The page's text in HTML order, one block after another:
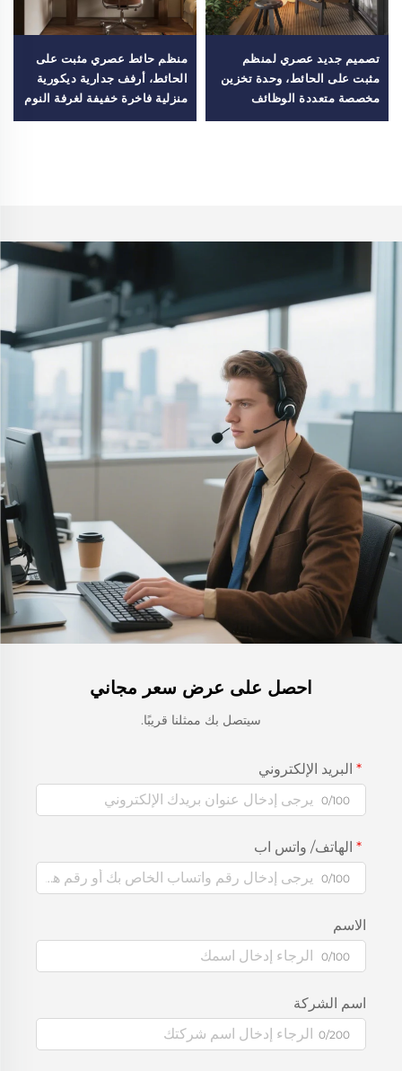
تصميم جديد عصري لمنظم
مثبت على الحائط، وحدة تخزين
مخصصة متعددة الوظائف
منظم حائط عصري مثبت على
الحائط، أرفف جدارية ديكورية
منزلية فاخرة خفيفة لغرفة النوم
احصل على عرض سعر مجاني
سيتصل بك ممثلنا قريبًا.
البريد الإلكتروني
0/100
الهاتف/ واتس اب
0/100
الاسم
0/100
اسم الشركة
0/200